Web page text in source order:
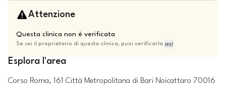
Attenzione
Questa clinica non è verificata
Se sei il proprietario di questa clinica, puoi verificarla qui
Esplora l'area
Corso Roma, 161 Città Metropolitana di Bari Noicattaro 70016